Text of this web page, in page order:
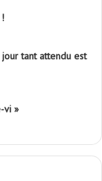
tant attendu est
vi »